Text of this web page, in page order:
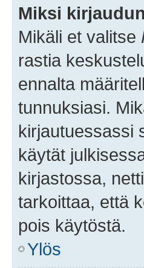
Miksi
Mikäli et valitse
rastia
ennalta
tunnuksiasi.
kirjautuessassi
käytät
kirjastossa,
tarkoittaa, että
pois käytöstä.
Ylös